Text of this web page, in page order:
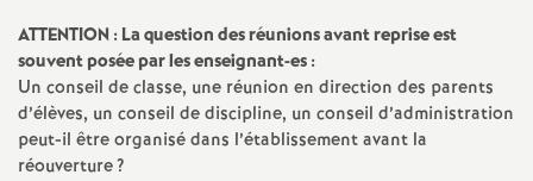
e
m
ATTENTION:La question des réunions avant reprise est
souvent posée par les enseignant-es :
Un conseil de classe, une réunion en direction des parents
d’élèves, un conseil de discipline, un conseil d’administration
peut-il être organisé dans l’établissement avant la
réouverture?